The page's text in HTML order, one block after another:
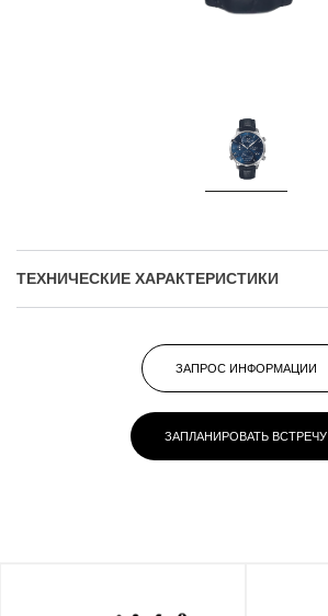
ТЕХНИЧЕСКИЕ ХАРАКТЕРИСТИКИ
ЗАПРОС ИНФОРМАЦИИ
ЗАПЛАНИРОВАТЬ ВСТРЕЧУ